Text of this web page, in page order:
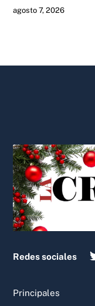
agosto 7, 2026
Redes sociales
Principales